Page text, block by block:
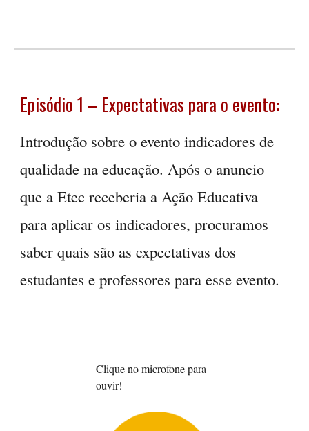
Episódio 1 – Expectativas para o evento:
Introdução sobre o evento indicadores de
qualidade na educação. Após o anuncio
que a Etec receberia a Ação Educativa
para aplicar os indicadores, procuramos
saber quais são as expectativas dos
estudantes e professores para esse evento.
Clique no microfone para
ouvir!